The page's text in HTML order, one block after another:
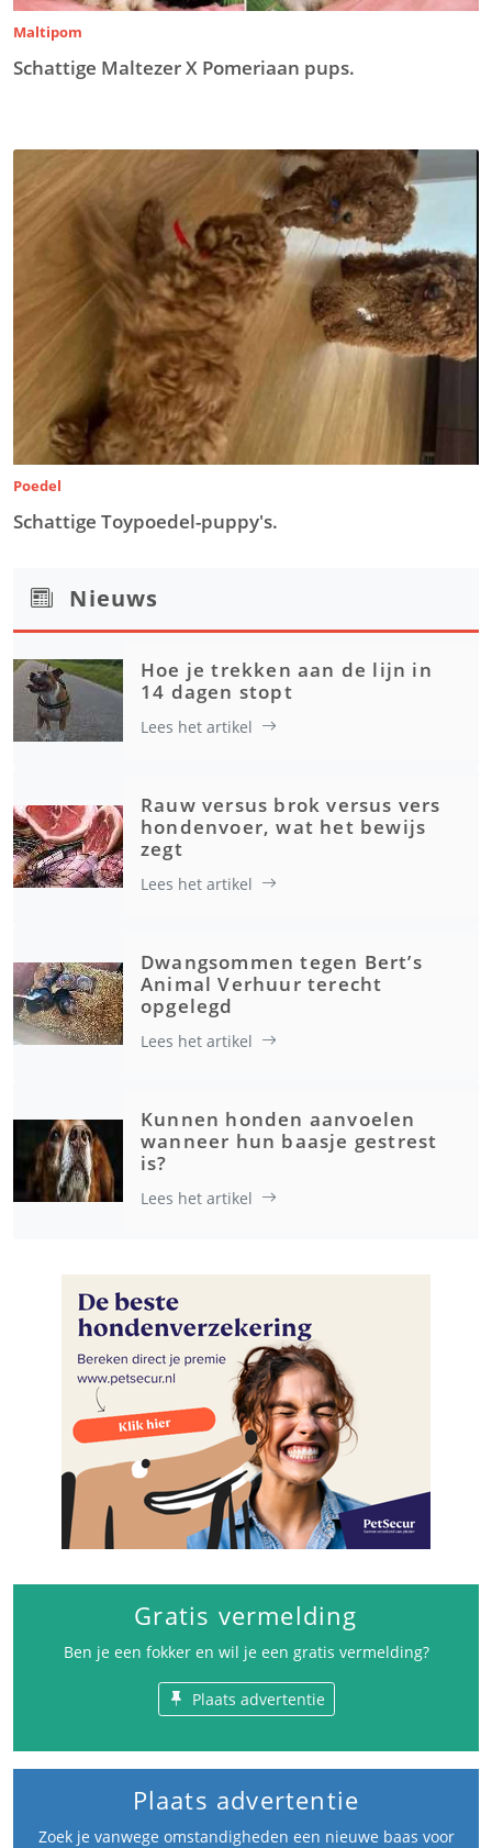
Maltipom
Schattige Maltezer X Pomeriaan pups.
Poedel
Schattige Toypoedel-puppy's.
Nieuws
Hoe je trekken aan de lijn in
14 dagen stopt
Lees het artikel
Rauw versus brok versus vers
hondenvoer, wat het bewijs
zegt
Lees het artikel
Dwangsommen tegen Bert’s
Animal Verhuur terecht
opgelegd
Lees het artikel
Kunnen honden aanvoelen
wanneer hun baasje gestrest
is?
Lees het artikel
Gratis vermelding
Ben je een fokker en wil je een gratis vermelding?
Plaats advertentie
Plaats advertentie
Zoek je vanwege omstandigheden een nieuwe baas voor